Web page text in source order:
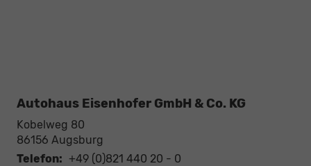
Autohaus Eisenhofer GmbH & Co. KG
Kobelweg 80
86156 Augsburg
Telefon: +49 (0)821 440 20 - 0